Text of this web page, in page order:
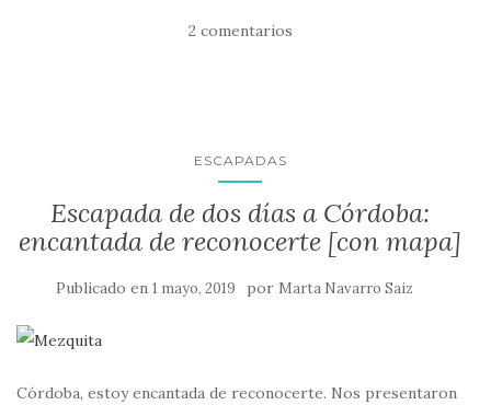
2 comentarios
ESCAPADAS
Escapada de dos días a Córdoba:
encantada de reconocerte [con mapa]
Publicado en 1 mayo, 2019 por Marta Navarro Saiz
Córdoba, estoy encantada de reconocerte. Nos presentaron